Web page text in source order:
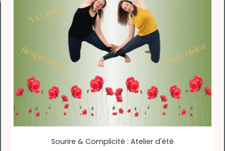
Sourire & Complicité : Atelier d'été